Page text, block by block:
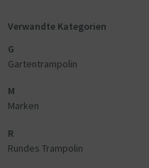
Verwandte Kategorien
G
Gartentrampolin
M
Marken
R
Rundes Trampolin